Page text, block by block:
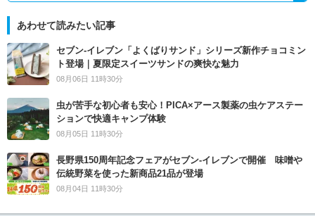
あわせて読みたい記事
セブン‐イレブン「よくばりサンド」シリーズ新作チョコミン
ト登場｜夏限定スイーツサンドの爽快な魅力
08月06日 11時30分
虫が苦手な初心者も安心！PICA×アース製薬の虫ケアステー
ションで快適キャンプ体験
08月05日 11時30分
長野県150周年記念フェアがセブン-イレブンで開催 味噌や
伝統野菜を使った新商品21品が登場
08月04日 11時30分